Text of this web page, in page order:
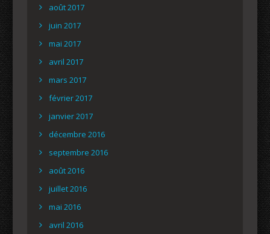
août 2017
juin 2017
mai 2017
avril 2017
mars 2017
février 2017
janvier 2017
décembre 2016
septembre 2016
août 2016
juillet 2016
mai 2016
avril 2016